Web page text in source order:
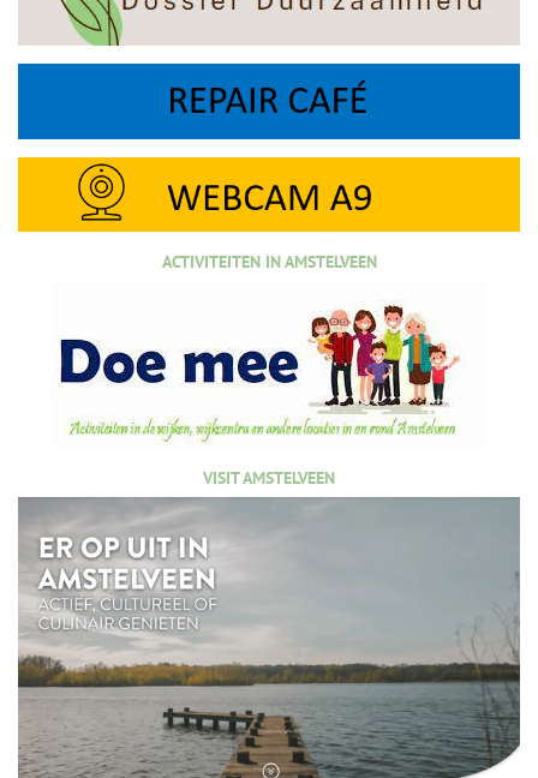
ACTIVITEITEN IN AMSTELVEEN
VISIT AMSTELVEEN